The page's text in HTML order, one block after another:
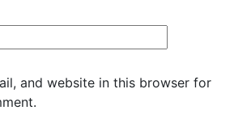
and website in this browser for